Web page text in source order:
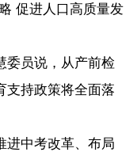
促进人口高质量发
委员说，从产前检
支持政策将全面落
进中考改革、布局